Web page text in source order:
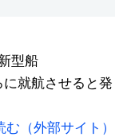
型船
に就航させると発
（外部サイト）